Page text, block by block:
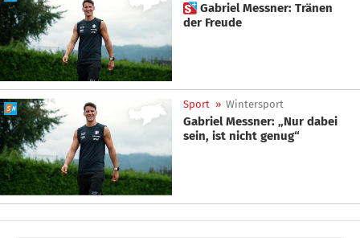
 Gabriel Messner: Tränen
der Freude
Sport » Wintersport
Gabriel Messner: „Nur dabei
sein, ist nicht genug“